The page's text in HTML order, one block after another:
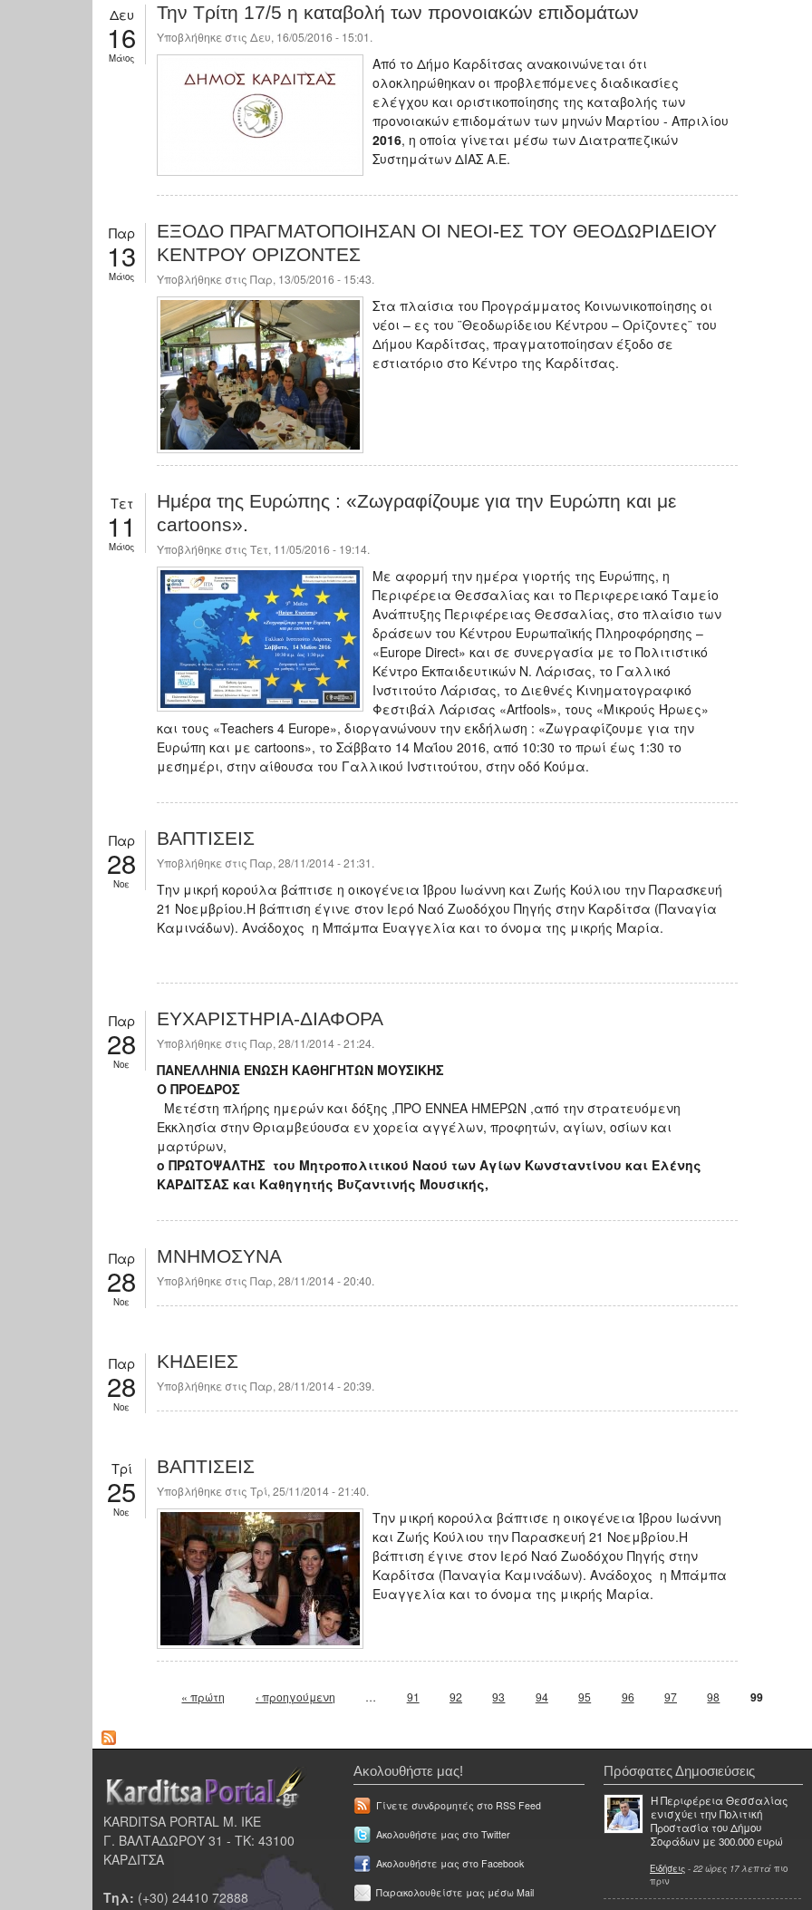
Δευ
16
Μάιος
Την Τρίτη 17/5 η καταβολή των προνοιακών επιδομάτων
Υποβλήθηκε στις Δευ, 16/05/2016 - 15:01.
Από το Δήμο Καρδίτσας ανακοινώνεται ότι
ολοκληρώθηκαν οι προβλεπόμενες διαδικασίες
ελέγχου και οριστικοποίησης της καταβολής των
προνοιακών επιδομάτων των μηνών Μαρτίου - Απριλίου
2016, η οποία γίνεται μέσω των Διατραπεζικών
Συστημάτων ΔΙΑΣ Α.Ε.
Παρ
13
Μάιος
ΕΞΟΔΟ ΠΡΑΓΜΑΤΟΠΟΙΗΣΑΝ ΟΙ ΝΕΟΙ-ΕΣ ΤΟΥ ΘΕΟΔΩΡΙΔΕΙΟΥ
ΚΕΝΤΡΟΥ ΟΡΙΖΟΝΤΕΣ
Υποβλήθηκε στις Παρ, 13/05/2016 - 15:43.
Στα πλαίσια του Προγράμματος Κοινωνικοποίησης οι
νέοι – ες του ¨Θεοδωρίδειου Κέντρου – Ορίζοντες¨ του
Δήμου Καρδίτσας, πραγματοποίησαν έξοδο σε
εστιατόριο στο Κέντρο της Καρδίτσας.
Τετ
11
Μάιος
Ημέρα της Ευρώπης : «Ζωγραφίζουμε για την Ευρώπη και με
cartoons».
Υποβλήθηκε στις Τετ, 11/05/2016 - 19:14.
Με αφορμή την ημέρα γιορτής της Ευρώπης, η
Περιφέρεια Θεσσαλίας και το Περιφερειακό Ταμείο
Ανάπτυξης Περιφέρειας Θεσσαλίας, στο πλαίσιο των
δράσεων του Κέντρου Ευρωπαϊκής Πληροφόρησης –
«Europe Direct» και σε συνεργασία με το Πολιτιστικό
Κέντρο Εκπαιδευτικών Ν. Λάρισας, το Γαλλικό
Ινστιτούτο Λάρισας, το Διεθνές Κινηματογραφικό
Φεστιβάλ Λάρισας «Artfools», τους «Μικρούς Ήρωες»
και τους «Teachers 4 Europe», διοργανώνουν την εκδήλωση : «Ζωγραφίζουμε για την
Ευρώπη και με cartoons», το Σάββατο 14 Μαΐου 2016, από 10:30 το πρωί έως 1:30 το
μεσημέρι, στην αίθουσα του Γαλλικού Ινστιτούτου, στην οδό Κούμα.
Παρ
28
Νοε
ΒΑΠΤΙΣΕΙΣ
Υποβλήθηκε στις Παρ, 28/11/2014 - 21:31.
Tην μικρή κορούλα βάπτισε η οικογένεια Ίβρου Ιωάννη και Ζωής Κούλιου την Παρασκευή
21 Νοεμβρίου.Η βάπτιση έγινε στον Ιερό Ναό Ζωοδόχου Πηγής στην Καρδίτσα (Παναγία
Καμινάδων). Ανάδοχος η Μπάμπα Ευαγγελία και το όνομα της μικρής Μαρία.
Παρ
28
Νοε
ΕΥΧΑΡΙΣΤΗΡΙΑ-ΔΙΑΦΟΡΑ
Υποβλήθηκε στις Παρ, 28/11/2014 - 21:24.
ΠΑΝΕΛΛΗΝΙΑ ΕΝΩΣΗ ΚΑΘΗΓΗΤΩΝ ΜΟΥΣΙΚΗΣ
Ο ΠΡΟΕΔΡΟΣ
Μετέστη πλήρης ημερών και δόξης ,ΠΡΟ ΕΝΝΕΑ ΗΜΕΡΩΝ ,από την στρατευόμενη
Εκκλησία στην Θριαμβεύουσα εν χορεία αγγέλων, προφητών, αγίων, οσίων και
μαρτύρων,
ο ΠΡΩΤΟΨΑΛΤΗΣ του Μητροπολιτικού Ναού των Αγίων Κωνσταντίνου και Ελένης
ΚΑΡΔΙΤΣΑΣ και Καθηγητής Βυζαντινής Μουσικής,
Παρ
28
Νοε
ΜΝΗΜΟΣΥΝΑ
Υποβλήθηκε στις Παρ, 28/11/2014 - 20:40.
Παρ
28
Νοε
ΚΗΔΕΙΕΣ
Υποβλήθηκε στις Παρ, 28/11/2014 - 20:39.
Τρί
25
Νοε
ΒΑΠΤΙΣΕΙΣ
Υποβλήθηκε στις Τρί, 25/11/2014 - 21:40.
Tην μικρή κορούλα βάπτισε η οικογένεια Ίβρου Ιωάννη
και Ζωής Κούλιου την Παρασκευή 21 Νοεμβρίου.Η
βάπτιση έγινε στον Ιερό Ναό Ζωοδόχου Πηγής στην
Καρδίτσα (Παναγία Καμινάδων). Ανάδοχος η Μπάμπα
Ευαγγελία και το όνομα της μικρής Μαρία.
« πρώτη ‹ προηγούμενη … 91 92 93 94 95 96 97 98 99
KARDITSA PORTAL Μ. ΙΚΕ
Γ. ΒΑΛΤΑΔΩΡΟΥ 31 - ΤΚ: 43100
ΚΑΡΔΙΤΣΑ
Τηλ: (+30) 24410 72888
Ακολουθήστε μας!
Γίνετε συνδρομητές στο RSS Feed
Ακολουθήστε μας στο Twitter
Ακολουθήστε μας στο Facebook
Παρακολουθείστε μας μέσω Mail
Πρόσφατες Δημοσιεύσεις
Η Περιφέρεια Θεσσαλίας
ενισχύει την Πολιτική
Προστασία του Δήμου
Σοφάδων με 300.000 ευρώ
Ειδήσεις - 22 ώρες 17 λεπτά πιο
πριν